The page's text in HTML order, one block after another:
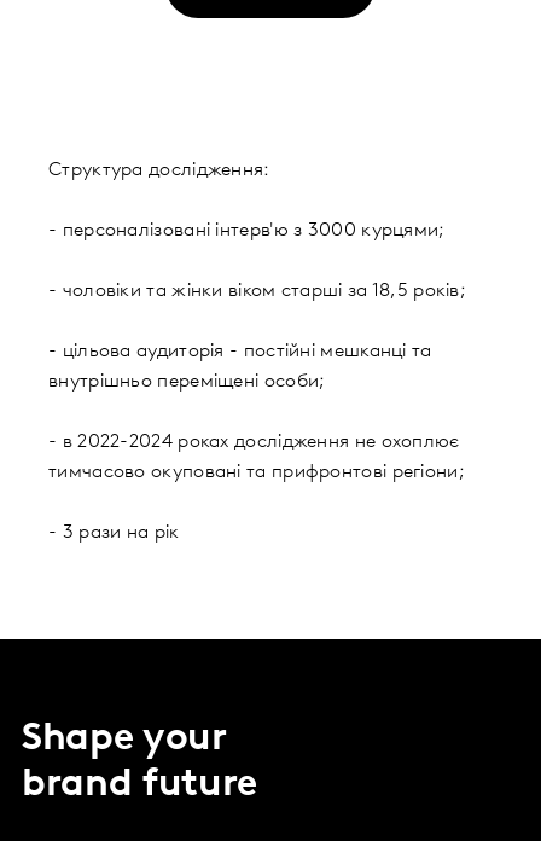
Структура дослідження:
- персоналізовані інтерв'ю з 3000 курцями;
- чоловіки та жінки віком старші за 18,5 років;
- цільова аудиторія - постійні мешканці та
внутрішньо переміщені особи;
- в 2022-2024 роках дослідження не охоплює
тимчасово окуповані та прифронтові регіони;
- 3 рази на рік
Shape your
brand future